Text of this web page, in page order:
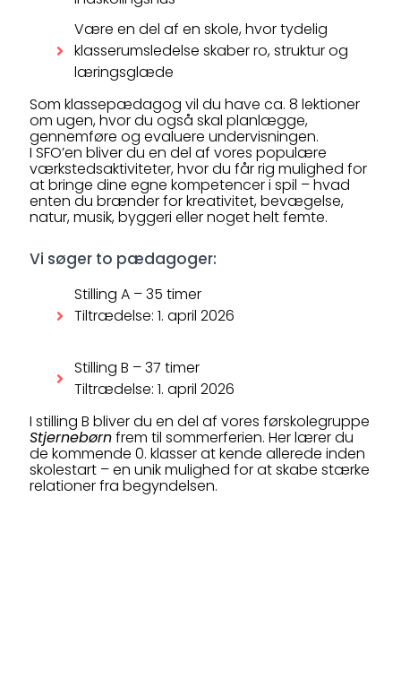
Være en del af en skole, hvor tydelig
klasserumsledelse skaber ro, struktur og
læringsglæde
Som klassepædagog vil du have ca. 8 lektioner
om ugen, hvor du også skal planlægge,
gennemføre og evaluere undervisningen.
I SFO’en bliver du en del af vores populære
værkstedsaktiviteter, hvor du får rig mulighed for
at bringe dine egne kompetencer i spil – hvad
enten du brænder for kreativitet, bevægelse,
natur, musik, byggeri eller noget helt femte.
Vi søger to pædagoger:
Stilling A – 35 timer
Tiltrædelse: 1. april 2026
Stilling B – 37 timer
Tiltrædelse: 1. april 2026
I stilling B bliver du en del af vores førskolegruppe
Stjernebørnfrem til sommerferien. Her lærer du
de kommende 0. klasser at kende allerede inden
skolestart – en unik mulighed for at skabe stærke
relationer fra begyndelsen.